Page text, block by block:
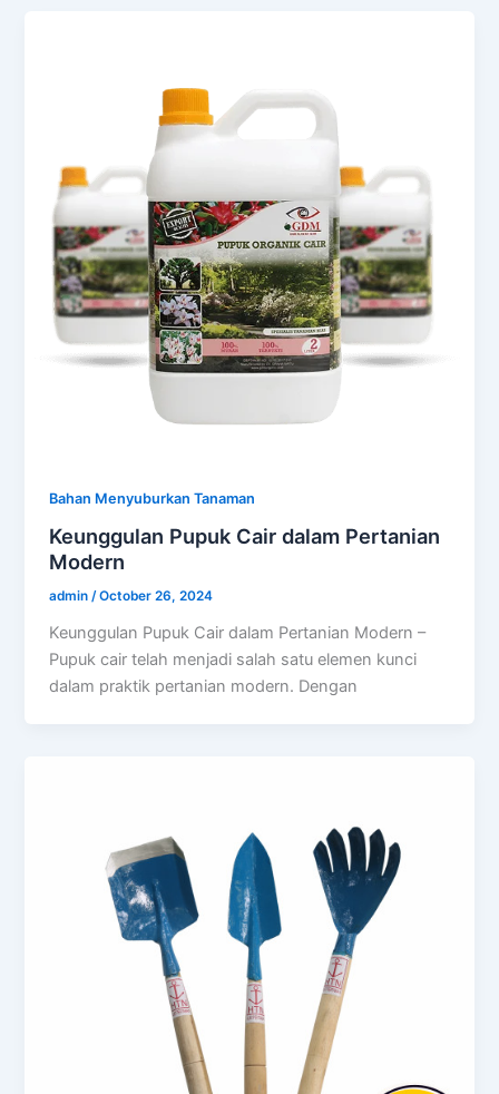
Bahan Menyuburkan Tanaman
Keunggulan Pupuk Cair dalam Pertanian
Modern
admin/October 26, 2024
Keunggulan Pupuk Cair dalam Pertanian Modern –
Pupuk cair telah menjadi salah satu elemen kunci
dalam praktik pertanian modern. Dengan